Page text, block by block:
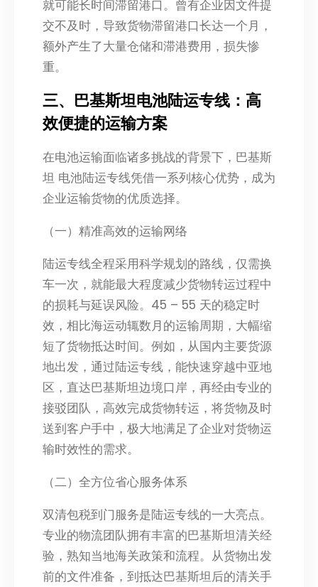
就可能长时间滞留港口。曾有企业因文件提
交不及时，导致货物滞留港口长达一个月，
额外产生了大量仓储和滞港费用，损失惨
重。​
三、巴基斯坦电池陆运专线：高
效便捷的运输方案​
在电池运输面临诸多挑战的背景下，巴基斯
坦 电池陆运专线凭借一系列核心优势，成为
企业运输货物的优质选择。​
（一）精准高效的运输网络​
陆运专线全程采用科学规划的路线，仅需换
车一次，就能最大程度减少货物转运过程中
的损耗与延误风险。45 – 55 天的稳定时
效，相比海运动辄数月的运输周期，大幅缩
短了货物抵达时间。例如，从国内主要货源
地出发，通过陆运专线，能快速穿越中亚地
区，直达巴基斯坦边境口岸，再经由专业的
接驳团队，高效完成货物转运，将货物及时
送到客户手中，极大地满足了企业对货物运
输时效性的需求。​
（二）全方位省心服务体系​
双清包税到门服务是陆运专线的一大亮点。
专业的物流团队拥有丰富的巴基斯坦清关经
验，熟知当地海关政策和流程。从货物出发
前的文件准备，到抵达巴基斯坦后的清关手